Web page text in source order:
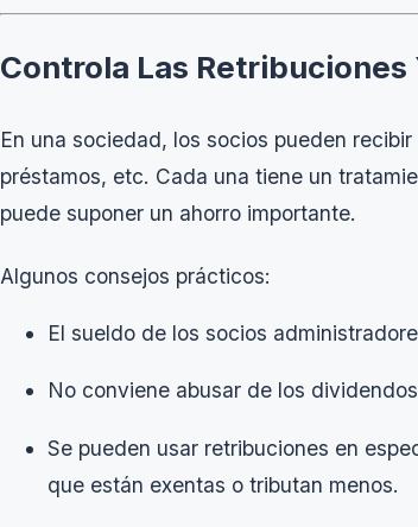
Controla Las Retribuciones
En una sociedad, los socios pueden
préstamos, etc. Cada una tiene un
puede suponer un ahorro importante.
Algunos consejos prácticos:
El sueldo de los socios
No conviene abusar de los
Se pueden usar retribuciones en
que están exentas o tributan menos.